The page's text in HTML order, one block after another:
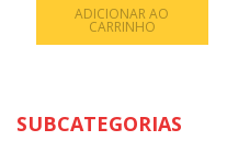
ADICIONAR AO
CARRINHO
SUBCATEGORIAS